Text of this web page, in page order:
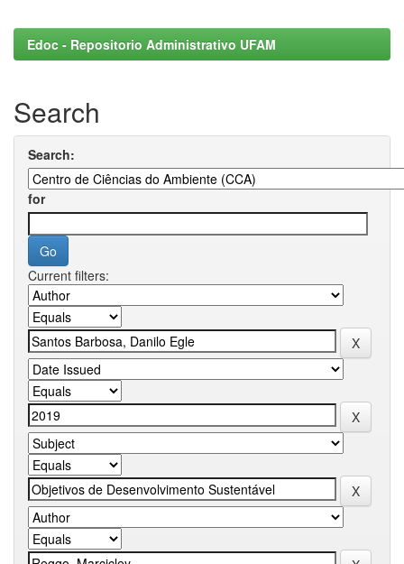
Edoc - Repositorio Administrativo UFAM
Search
Search:
for
Current filters: